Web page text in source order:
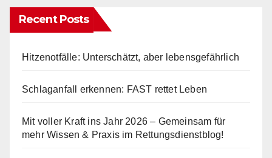
Recent Posts
Hitzenotfälle: Unterschätzt, aber lebensgefährlich
Schlaganfall erkennen: FAST rettet Leben
Mit voller Kraft ins Jahr 2026 – Gemeinsam für
mehr Wissen & Praxis im Rettungsdienstblog!